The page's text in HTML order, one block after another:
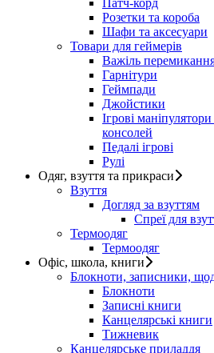
Патч-корд
Розетки та короба
Шафи та аксесуари
Товари для геймерів
Важіль
Гарнітури
Геймпади
Джойстики
Ігрові
консолей
Педалі ігрові
Рулі
Одяг, взуття та прикраси
Взуття
Догляд за взуттям
Спреї для
Термоодяг
Термоодяг
Офіс, школа, книги
Блокноти, записники,
Блокноти
Записні книги
Канцелярські книги
Тижневик
Канцелярське приладдя